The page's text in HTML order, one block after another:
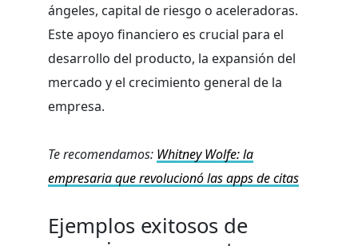
ángeles, capital de riesgo o aceleradoras.
Este apoyo financiero es crucial para el
desarrollo del producto, la expansión del
mercado y el crecimiento general de la
empresa.
Te recomendamos: Whitney Wolfe: la
empresaria que revolucionó las apps de citas
Ejemplos exitosos de